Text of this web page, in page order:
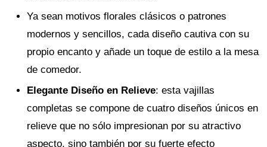
Ya sean motivos florales clásicos o patrones
modernos y sencillos, cada diseño cautiva con su
propio encanto y añade un toque de estilo a la mesa
de comedor.
Elegante Diseño en Relieve: esta vajillas
completas se compone de cuatro diseños únicos en
relieve que no sólo impresionan por su atractivo
aspecto, sino también por su fuerte efecto